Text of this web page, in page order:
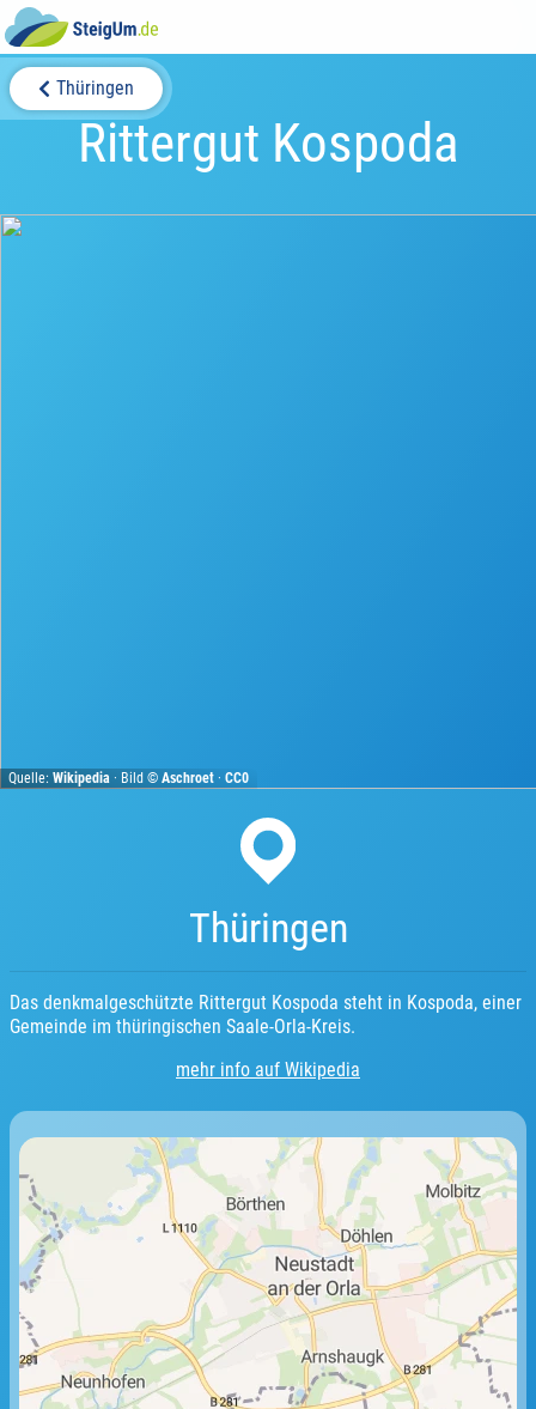
Thüringen
Rittergut Kospoda
Quelle:Wikipedia · Bild ©Aschroet ·CC0
Thüringen
Das denkmalgeschützte Rittergut Kospoda steht in Kospoda, einer
Gemeinde im thüringischen Saale-Orla-Kreis.
mehr info auf Wikipedia